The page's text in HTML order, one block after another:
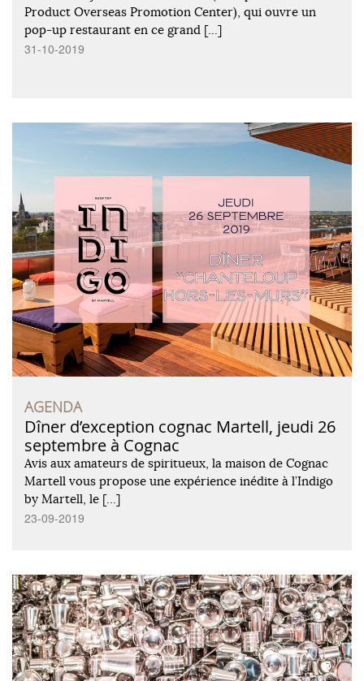
Product Overseas Promotion Center), qui ouvre un
pop-up restaurant en ce grand […]
31-10-2019
AGENDA
Dîner d’exception cognac Martell, jeudi 26
septembre à Cognac
Avis aux amateurs de spiritueux, la maison de Cognac
Martell vous propose une expérience inédite à l’Indigo
by Martell, le […]
23-09-2019